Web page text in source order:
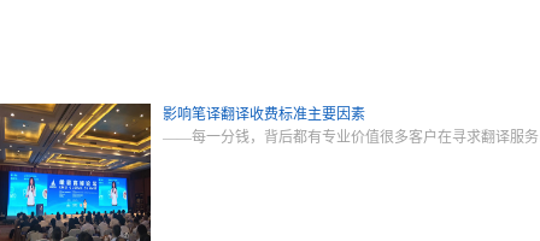
影响笔译翻译收费标准主要因素
——每一分钱，背后都有专业价值很多客户在寻求翻译服